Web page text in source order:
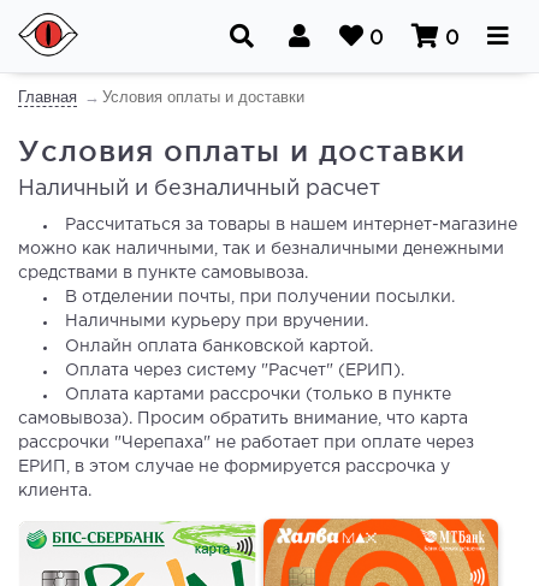
0 0
Главная Условия оплаты и доставки
Условия оплаты и доставки
Наличный и безналичный расчет
Рассчитаться за товары в нашем интернет-магазине
можно как наличными, так и безналичными денежными
средствами в пункте самовывоза.
В отделении почты, при получении посылки.
Наличными курьеру при вручении.
Онлайн оплата банковской картой.
Оплата через систему "Расчет" (ЕРИП).
Оплата картами рассрочки (только в пункте
самовывоза). Просим обратить внимание, что карта
рассрочки "Черепаха" не работает при оплате через
ЕРИП, в этом случае не формируется рассрочка у
клиента.